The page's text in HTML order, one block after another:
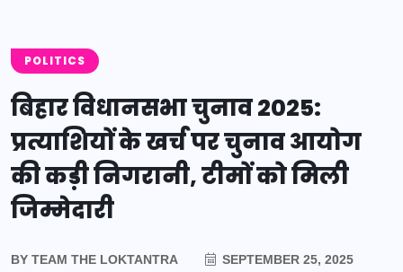
POLITICS
बिहार विधानसभा चुनाव 2025:
प्रत्याशियों के खर्च पर चुनाव आयोग
की कड़ी निगरानी, टीमों को मिली
जिम्मेदारी
BY TEAM THE LOKTANTRA
SEPTEMBER 25, 2025